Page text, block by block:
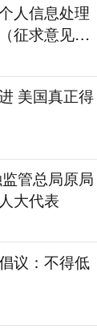
人信息处理
征求意见
美国真正得
管总局原局
大代表
议：不得低